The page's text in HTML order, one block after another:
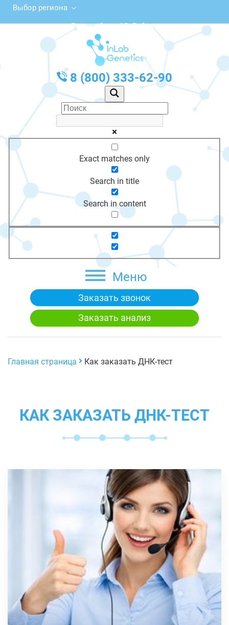
Выбор региона
просп. Боголюбова, 15, Дубна
с 10:00 до 20:00
График работы: Пн-Пт с 10:00 до 20:00
8 (800) 333-62-90
Exact matches only
Search in title
Search in content
Меню
Заказать звонок
Заказать анализ
Главная страница Как заказать ДНК-тест
КАК ЗАКАЗАТЬ ДНК-ТЕСТ